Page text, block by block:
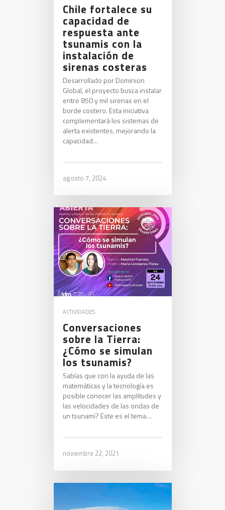
Chile fortalece su
capacidad de
respuesta ante
tsunamis con la
instalación de
sirenas costeras
Desarrollado por Dominion
Global, el proyecto busca instalar
entre 850 y mil sirenas en el
borde costero. Esta iniciativa
complementará los sistemas de
alerta existentes, mejorando la
capacidad…
agosto 7, 2024
ACTIVIDADES
Conversaciones
sobre la Tierra:
¿Cómo se simulan
los tsunamis?
Sabías que con la ayuda de las
matemáticas y la tecnología es
posible conocer las amplitudes y
las velocidades de las ondas de
un tsunami? Este es el tema…
noviembre 22, 2021